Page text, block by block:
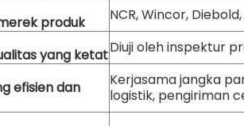
produk NCR, Wincor,
yang ketatDiuji oleh inspektur
efisien dan
Kerjasama jangka
logistik, pengiriman